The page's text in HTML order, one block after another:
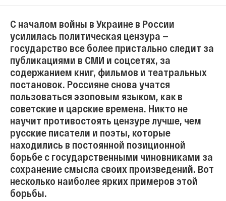
С началом войны в Украине в России
усилилась политическая цензура —
государство все более пристально следит за
публикациями в СМИ и соцсетях, за
содержанием книг, фильмов и театральных
постановок. Россияне снова учатся
пользоваться эзоповым языком, как в
советские и царские времена. Никто не
научит противостоять цензуре лучше, чем
русские писатели и поэты, которые
находились в постоянной позиционной
борьбе с государственными чиновниками за
сохранение смысла своих произведений. Вот
несколько наиболее ярких примеров этой
борьбы.